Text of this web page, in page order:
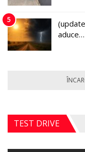
5
aduce…
TEST DRIVE